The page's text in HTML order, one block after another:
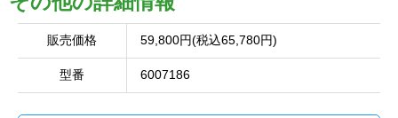
販売価格 59,800円(税込65,780円)
型番 6007186